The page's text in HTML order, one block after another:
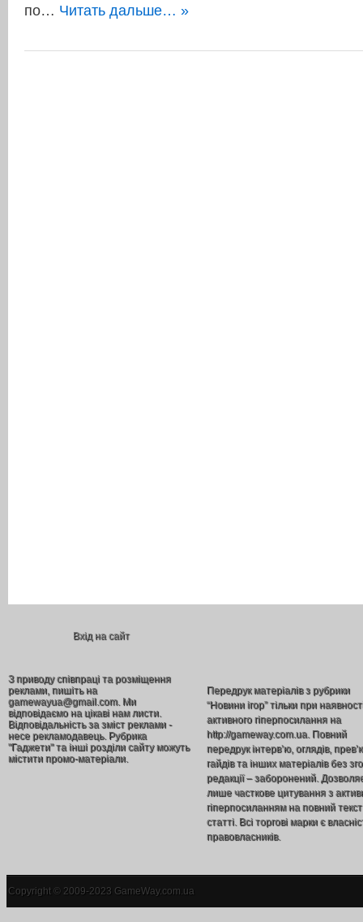
по… Читать дальше… »
Вхід на сайт
З приводу співпраці та розміщення
реклами, пишіть на
gamewayua@gmail.com. Ми
відповідаємо на цікаві нам листи.
Відповідальність за зміст реклами -
несе рекламодавець. Рубрика
"Гаджети" та інші розділи сайту можуть
містити промо-матеріали.
Передрук матеріалів з рубрики
“Новини ігор” тільки при
активного гіперпосилання на
http://gameway.com.ua. Повний
передрук інтерв’ю, оглядів,
гайдів та інших матеріалів без
редакції – заборонений.
лише часткове цитування з
гіперпосиланням на повний текст
статті. Всі торгові марки є
правовласників.
Copyright © 2009-2023 GameWay.com.ua